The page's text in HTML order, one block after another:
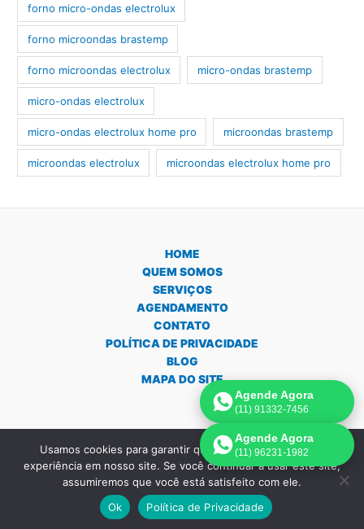
forno micro-ondas electrolux
forno microondas brastemp
forno microondas electrolux micro-ondas brastemp
micro-ondas electrolux
micro-ondas electrolux home pro microondas brastemp
microondas electrolux microondas electrolux home pro
HOME
QUEM SOMOS
SERVIÇOS
AGENDAMENTO
CONTATO
POLÍTICA DE PRIVACIDADE
BLOG
MAPA DO SITE
Copyright © 2026 Assistência Técnica Forno e Micro-ondas em São
Paulo | Criado por:Página de Venda.
Agende Agora
(11) 91332-7456
Agende Agora
(11) 96231-1982
Usamos cookies para garantir que oferecemos a melhor
experiência em nosso site. Se você continuar a usar este site,
assumiremos que você está satisfeito com ele.
Ok
Política de Privacidade